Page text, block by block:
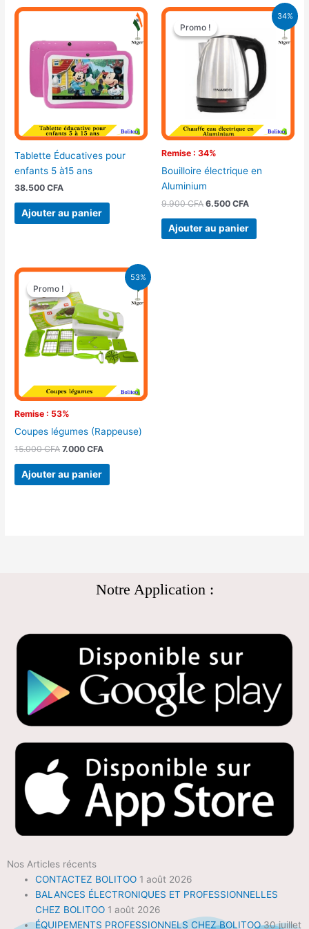
Tablette Éducatives pour
enfants 5 à15 ans
38.500CFA
Ajouter au panier
34%
Promo !
Remise : 34%
Promo !
Bouilloire électrique en
Aluminium
9.900CFA
Le
prix
initial
était :
9.900 CFA.
6.500 CFA
Le
est :
6.500 CFA.
Ajouter au panier
53%
Promo !
Remise : 53%
Promo !
Coupes légumes (Rappeuse)
15.000CFA
Le
prix
initial
était :
15.000 CFA.
7.000CFA
Le
7.000 CFA.
Ajouter au panier
Notre Application :
Nos Articles récents
CONTACTEZ BOLITOO 1 août 2026
BALANCES ÉLECTRONIQUES ET PROFESSIONNELLES
CHEZ BOLITOO 1 août 2026
ÉQUIPEMENTS PROFESSIONNELS CHEZ BOLITOO 30 juillet